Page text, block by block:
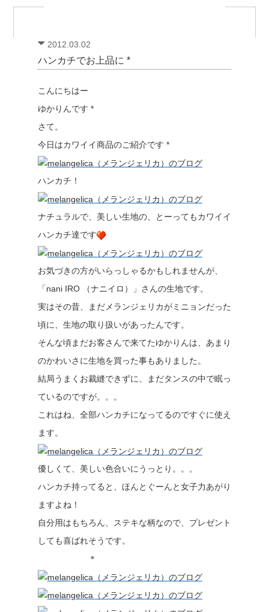
2012.03.02
ハンカチでお上品に *
こんにちはー
ゆかりんです *
さて。
今日はカワイイ商品のご紹介です *
ハンカチ！
ナチュラルで、美しい生地の、とーってもカワイイ
ハンカチ達です
お気づきの方がいらっしゃるかもしれませんが、
「nani IRO （ナニイロ）」さんの生地です。
実はその昔、まだメランジェリカがミニョンだった
頃に、生地の取り扱いがあったんです。
そんな頃まだお客さんで来てたゆかりんは、あまり
のかわいさに生地を買った事もありました。
結局うまくお裁縫できずに、まだタンスの中で眠っ
ているのですが。。。
これはね、全部ハンカチになってるのですぐに使え
ます。
優しくて、美しい色合いにうっとり。。。
ハンカチ持ってると、ほんとぐーんと女子力あがり
ますよね！
自分用はもちろん、ステキな柄なので、プレゼント
しても喜ばれそうです。
＊